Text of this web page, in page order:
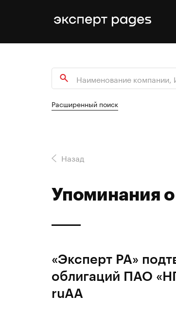
Расширенный поиск
Назад
Упоминания
«Эксперт РА»
облигаций ПАО
ruAA